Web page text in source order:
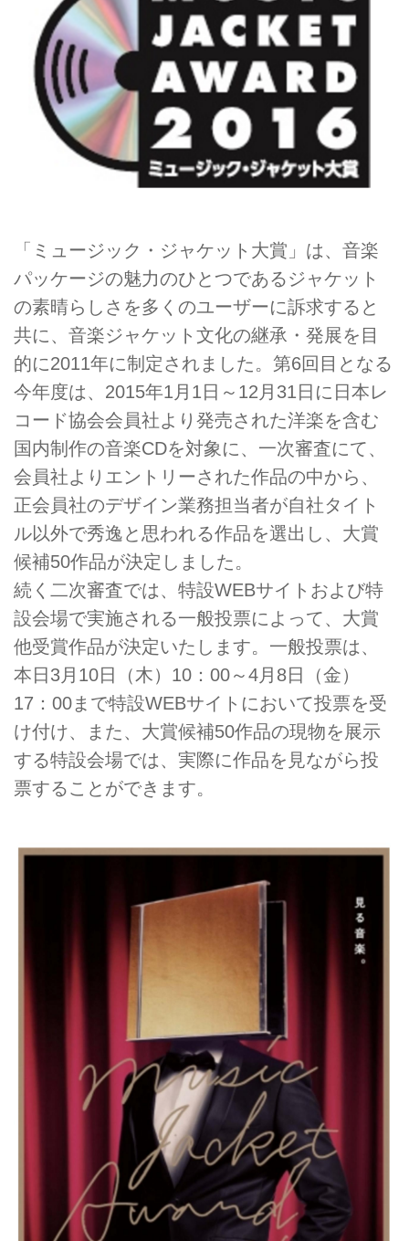
「ミュージック・ジャケット大賞」は、音楽
パッケージの魅力のひとつであるジャケット
の素晴らしさを多くのユーザーに訴求すると
共に、音楽ジャケット文化の継承・発展を目
的に2011年に制定されました。第6回目となる
今年度は、2015年1月1日～12月31日に日本レ
コード協会会員社より発売された洋楽を含む
国内制作の音楽CDを対象に、一次審査にて、
会員社よりエントリーされた作品の中から、
正会員社のデザイン業務担当者が自社タイト
ル以外で秀逸と思われる作品を選出し、大賞
候補50作品が決定しました。
続く二次審査では、特設WEBサイトおよび特
設会場で実施される一般投票によって、大賞
他受賞作品が決定いたします。一般投票は、
本日3月10日（木）10：00～4月8日（金）
17：00まで特設WEBサイトにおいて投票を受
け付け、また、大賞候補50作品の現物を展示
する特設会場では、実際に作品を見ながら投
票することができます。